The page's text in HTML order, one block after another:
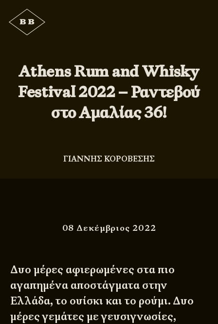
Athens Rum and Whisky
Festival 2022 – Ραντεβού
στο Αμαλίας 36!
ΓΙΑΝΝΗΣ ΚΟΡΟΒΕΣΗΣ
08 Δεκέμβριος 2022
Δυο μέρες αφιερωμένες στα πιο
αγαπημένα αποστάγματα στην
Ελλάδα, το ουίσκι και το ρούμι. Δυο
μέρες γεμάτες με γευσιγνωσίες,